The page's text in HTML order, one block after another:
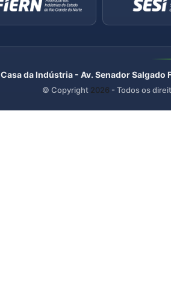
Casa da Indústria - Av. Senador
© Copyright 2026 - Todos os